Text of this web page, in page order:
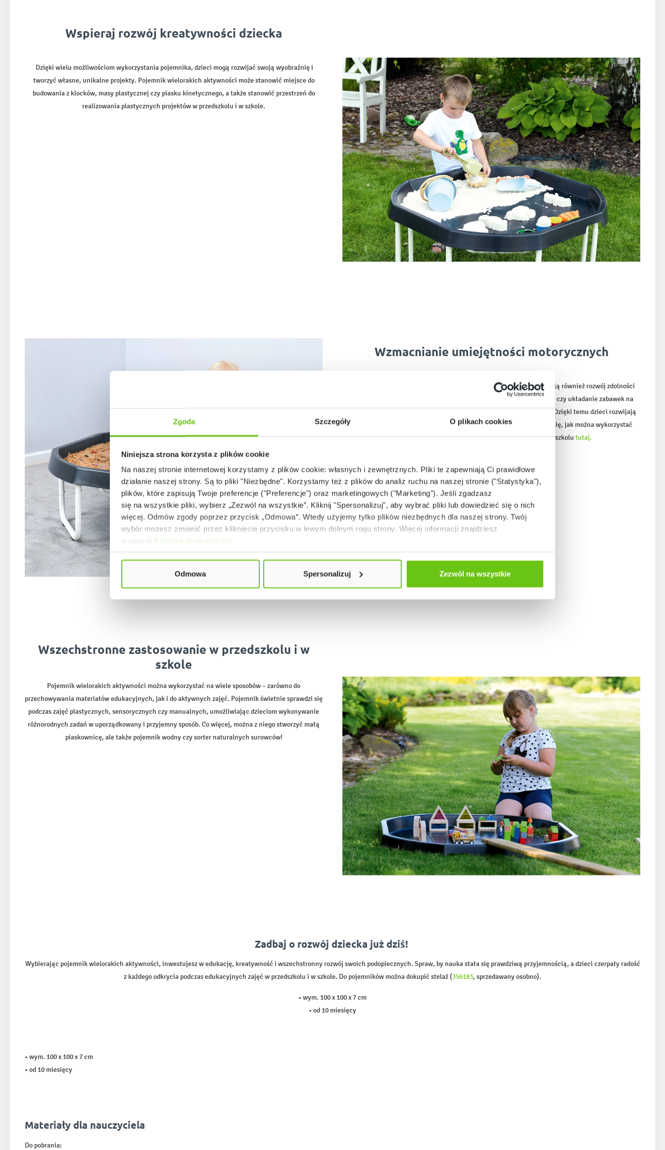
Zgoda Szczegóły O plikach cookies
Niniejsza strona korzysta z plików cookie
Na naszej stronie internetowej korzystamy z plików cookie: własnych i zewnętrznych. Pliki te zapewniają Ci prawidłowe
działanie naszej strony. Są to pliki "Niezbędne". Korzystamy też z plików do analiz ruchu na naszej stronie ("Statystyka"),
plików, które zapisują Twoje preferencje ("Preferencje") oraz marketingowych ("Marketing"). Jeśli zgadzasz
się na wszystkie pliki, wybierz „Zezwól na wszystkie”. Kliknij "Spersonalizuj", aby wybrać pliki lub dowiedzieć się o nich
więcej. Odmów zgody poprzez przycisk „Odmowa”. Wtedy użyjemy tylko plików niezbędnych dla naszej strony. Twój
wybór możesz zmienić przez kliknięcie przycisku w lewym dolnym rogu strony. Więcej informacji znajdziesz
w naszej Polityce prywatności
Odmowa Spersonalizuj Zezwól na wszystkie
Wspieraj rozwój kreatywności dziecka
Dzięki wielu możliwościom wykorzystania pojemnika, dzieci mogą rozwijać swoją wyobraźnię i
tworzyć własne, unikalne projekty. Pojemnik wielorakich aktywności może stanowić miejsce do
budowania z klocków, masy plastycznej czy piasku kinetycznego, a także stanowić przestrzeń do
realizowania plastycznych projektów w przedszkolu i w szkole.
Wzmacnianie umiejętności motorycznych
Zajęcia z wykorzystaniem pojemnika wielorakich aktywności wspierają również rozwój zdolności
manualnych u dzieci. Przesuwanie elementów, sortowanie liczmanów czy układanie zabawek na
tacy, to nie tylko świetna rozrywka, ale też trening dla małych rączek. Dzięki temu dzieci rozwijają
precyzję, koordynację ruchową oraz zdolność koncentracji. Dowiedz się, jak można wykorzystać
możliwości pojemnika podczas jesiennych zajęć w przedszkolu tutaj.
Wszechstronne zastosowanie w przedszkolu i w
szkole
Pojemnik wielorakich aktywności można wykorzystać na wiele sposobów – zarówno do
przechowywania materiałów edukacyjnych, jak i do aktywnych zajęć. Pojemnik świetnie sprawdzi się
podczas zajęć plastycznych, sensorycznych czy manualnych, umożliwiając dzieciom wykonywanie
różnorodnych zadań w uporządkowany i przyjemny sposób. Co więcej, można z niego stworzyć małą
piaskownicę, ale także pojemnik wodny czy sorter naturalnych surowców!
Zadbaj o rozwój dziecka już dziś!
Wybierając pojemnik wielorakich aktywności, inwestujesz w edukację, kreatywność i wszechstronny rozwój swoich podopiecznych. Spraw, by nauka stała się prawdziwą przyjemnością, a dzieci czerpały radość
z każdego odkrycia podczas edukacyjnych zajęć w przedszkolu i w szkole. Do pojemników można dokupić stelaż (356183, sprzedawany osobno).
• wym. 100 x 100 x 7 cm
• od 10 miesięcy
• wym. 100 x 100 x 7 cm
• od 10 miesięcy
Materiały dla nauczyciela
Do pobrania: